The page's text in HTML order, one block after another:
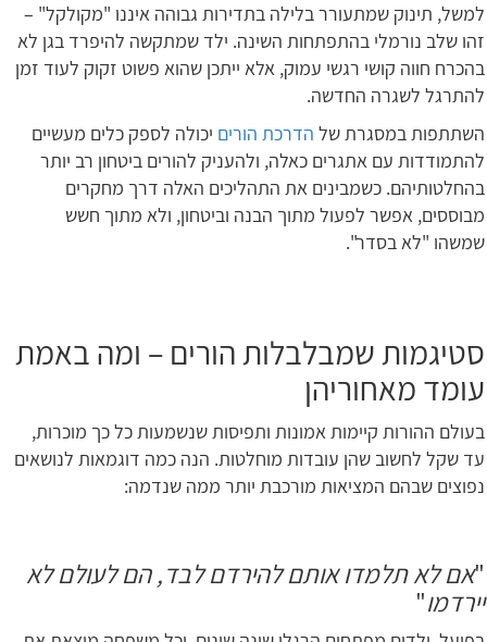
למשל, תינוק שמתעורר בלילה בתדירות גבוהה איננו "מקולקל" –
זהו שלב נורמלי בהתפתחות השינה. ילד שמתקשה להיפרד בגן לא
בהכרח חווה קושי רגשי עמוק, אלא ייתכן שהוא פשוט זקוק לעוד זמן
להתרגל לשגרה החדשה.
השתתפות במסגרת של הדרכת הורים יכולה לספק כלים מעשיים
להתמודדות עם אתגרים כאלה, ולהעניק להורים ביטחון רב יותר
בהחלטותיהם. כשמבינים את התהליכים האלה דרך מחקרים
מבוססים, אפשר לפעול מתוך הבנה וביטחון, ולא מתוך חשש
שמשהו "לא בסדר".
סטיגמות שמבלבלות הורים – ומה באמת
עומד מאחוריהן
בעולם ההורות קיימות אמונות ותפיסות שנשמעות כל כך מוכרות,
עד שקל לחשוב שהן עובדות מוחלטות. הנה כמה דוגמאות לנושאים
נפוצים שבהם המציאות מורכבת יותר ממה שנדמה:
"אם לא תלמדו אותם להירדם לבד, הם לעולם לא
יירדמו"